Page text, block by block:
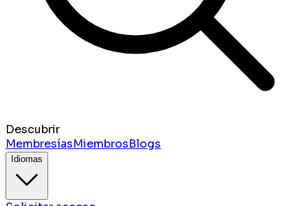
Descubrir
MembresíasMiembrosBlogs
Idiomas